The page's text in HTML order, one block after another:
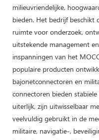
milieuvriendelijke,
bieden. Het bedrijf
ruimte voor onderzoek,
uitstekende management
inspanningen van het
populaire producten
bajonetconnectoren en
connectoren bieden
uiterlijk, zijn uitwisselbaar
veelvuldig gebruikt in de
militaire, navigatie-,